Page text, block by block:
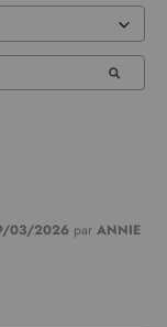
03/2026 par ANNIE